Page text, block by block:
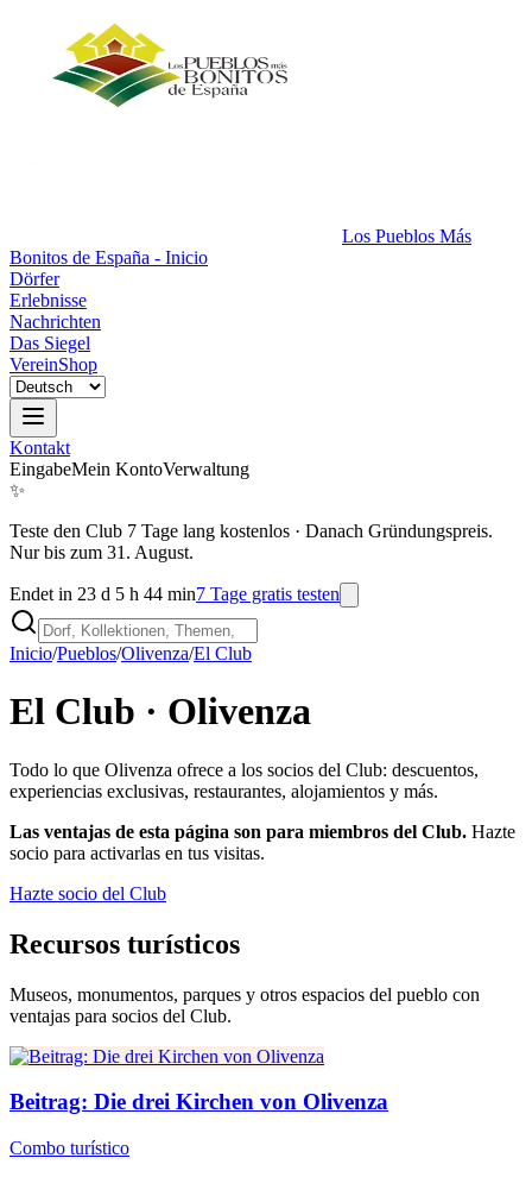
Los Pueblos Más
Bonitos de España - Inicio
Dörfer
Erlebnisse
Nachrichten
Das Siegel
VereinShop
Kontakt
EingabeMein KontoVerwaltung
✨
Teste den Club 7 Tage lang kostenlos · Danach Gründungspreis.
Nur bis zum 31. August.
Endet in 23 d 5 h 44 min7 Tage gratis testen
Inicio/Pueblos/Olivenza/El Club
El Club · Olivenza
Todo lo que Olivenza ofrece a los socios del Club: descuentos,
experiencias exclusivas, restaurantes, alojamientos y más.
Las ventajas de esta página son para miembros del Club. Hazte
socio para activarlas en tus visitas.
Hazte socio del Club
Recursos turísticos
Museos, monumentos, parques y otros espacios del pueblo con
ventajas para socios del Club.
Beitrag: Die drei Kirchen von Olivenza
Combo turístico